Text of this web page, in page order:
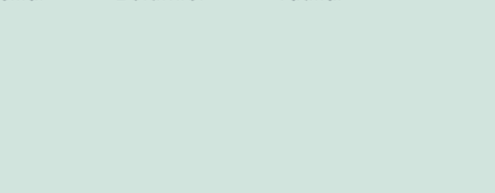
Menüyü
Menüyü